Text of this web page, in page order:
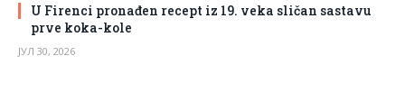
U Firenci pronađen recept iz 19. veka sličan sastavu
prve koka-kole
ЈУЛ 30, 2026